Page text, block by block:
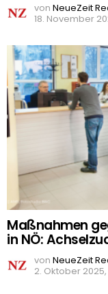
von NeueZeit
18. November
Maßnahmen
in NÖ:
von NeueZeit
2. Oktober 2025,